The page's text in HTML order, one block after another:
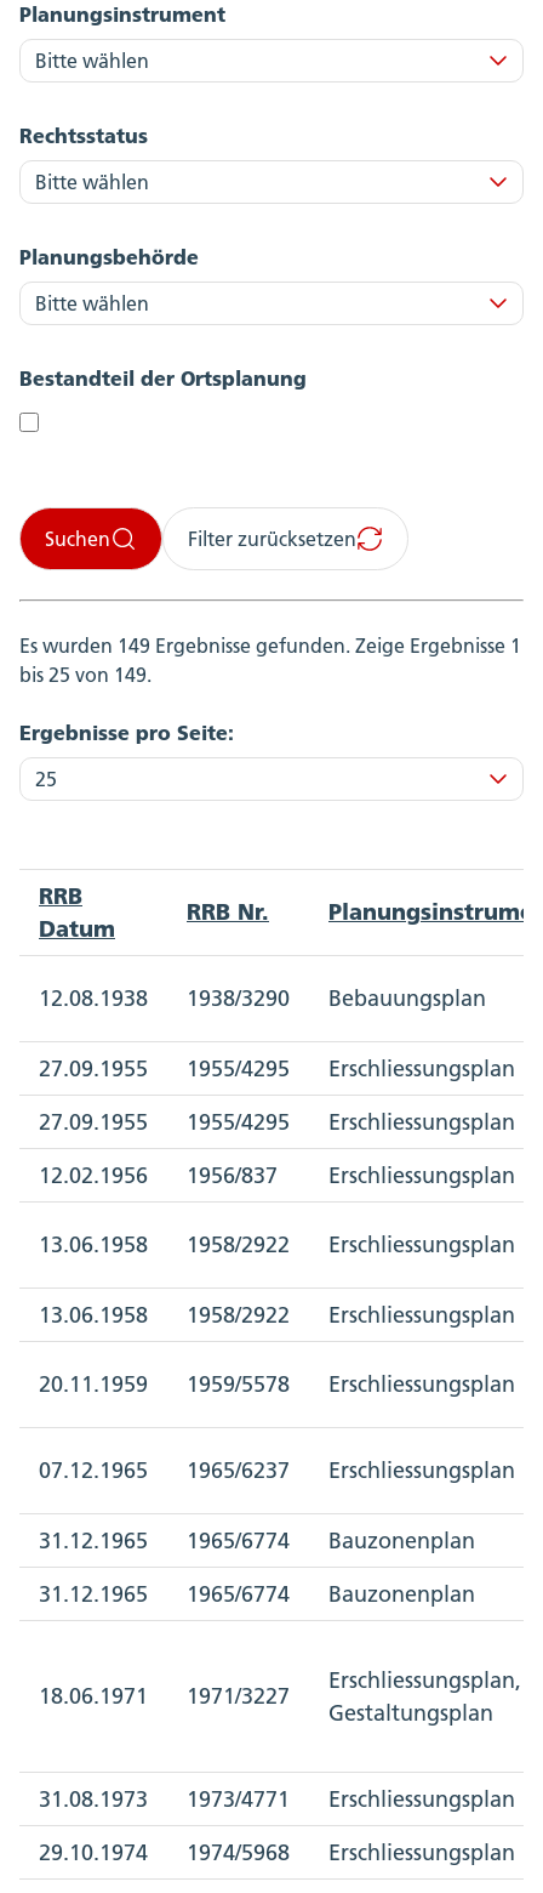
Planungsinstrument
Rechtsstatus
Planungsbehörde
Bestandteil der Ortsplanung
Suchen Filter zurücksetzen
Es wurden 149 Ergebnisse gefunden. Zeige Ergebnisse 1
bis 25 von 149.
Ergebnisse pro Seite:
RRB
Datum
RRB Nr.
12.08.1938 1938/3290 Bebauungsplan
27.09.1955 1955/4295
Erschliessungsplan
27.09.1955
1955/4295
Erschliessungsplan
12.02.1956
1956/837 Erschliessungsplan
13.06.1958 1958/2922 Erschliessungsplan
13.06.1958 1958/2922 Erschliessungsplan
20.11.1959 1959/5578 Erschliessungsplan
07.12.1965 1965/6237 Erschliessungsplan
31.12.1965 1965/6774
Bauzonenplan
31.12.1965
1965/6774 Bauzonenplan
18.06.1971 1971/3227
Erschliessungsplan,
Gestaltungsplan
31.08.1973 1973/4771
Erschliessungsplan
29.10.1974
1974/5968
Erschliessungsplan